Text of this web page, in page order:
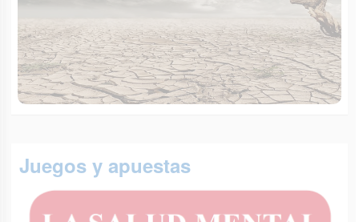
Juegos y apuestas